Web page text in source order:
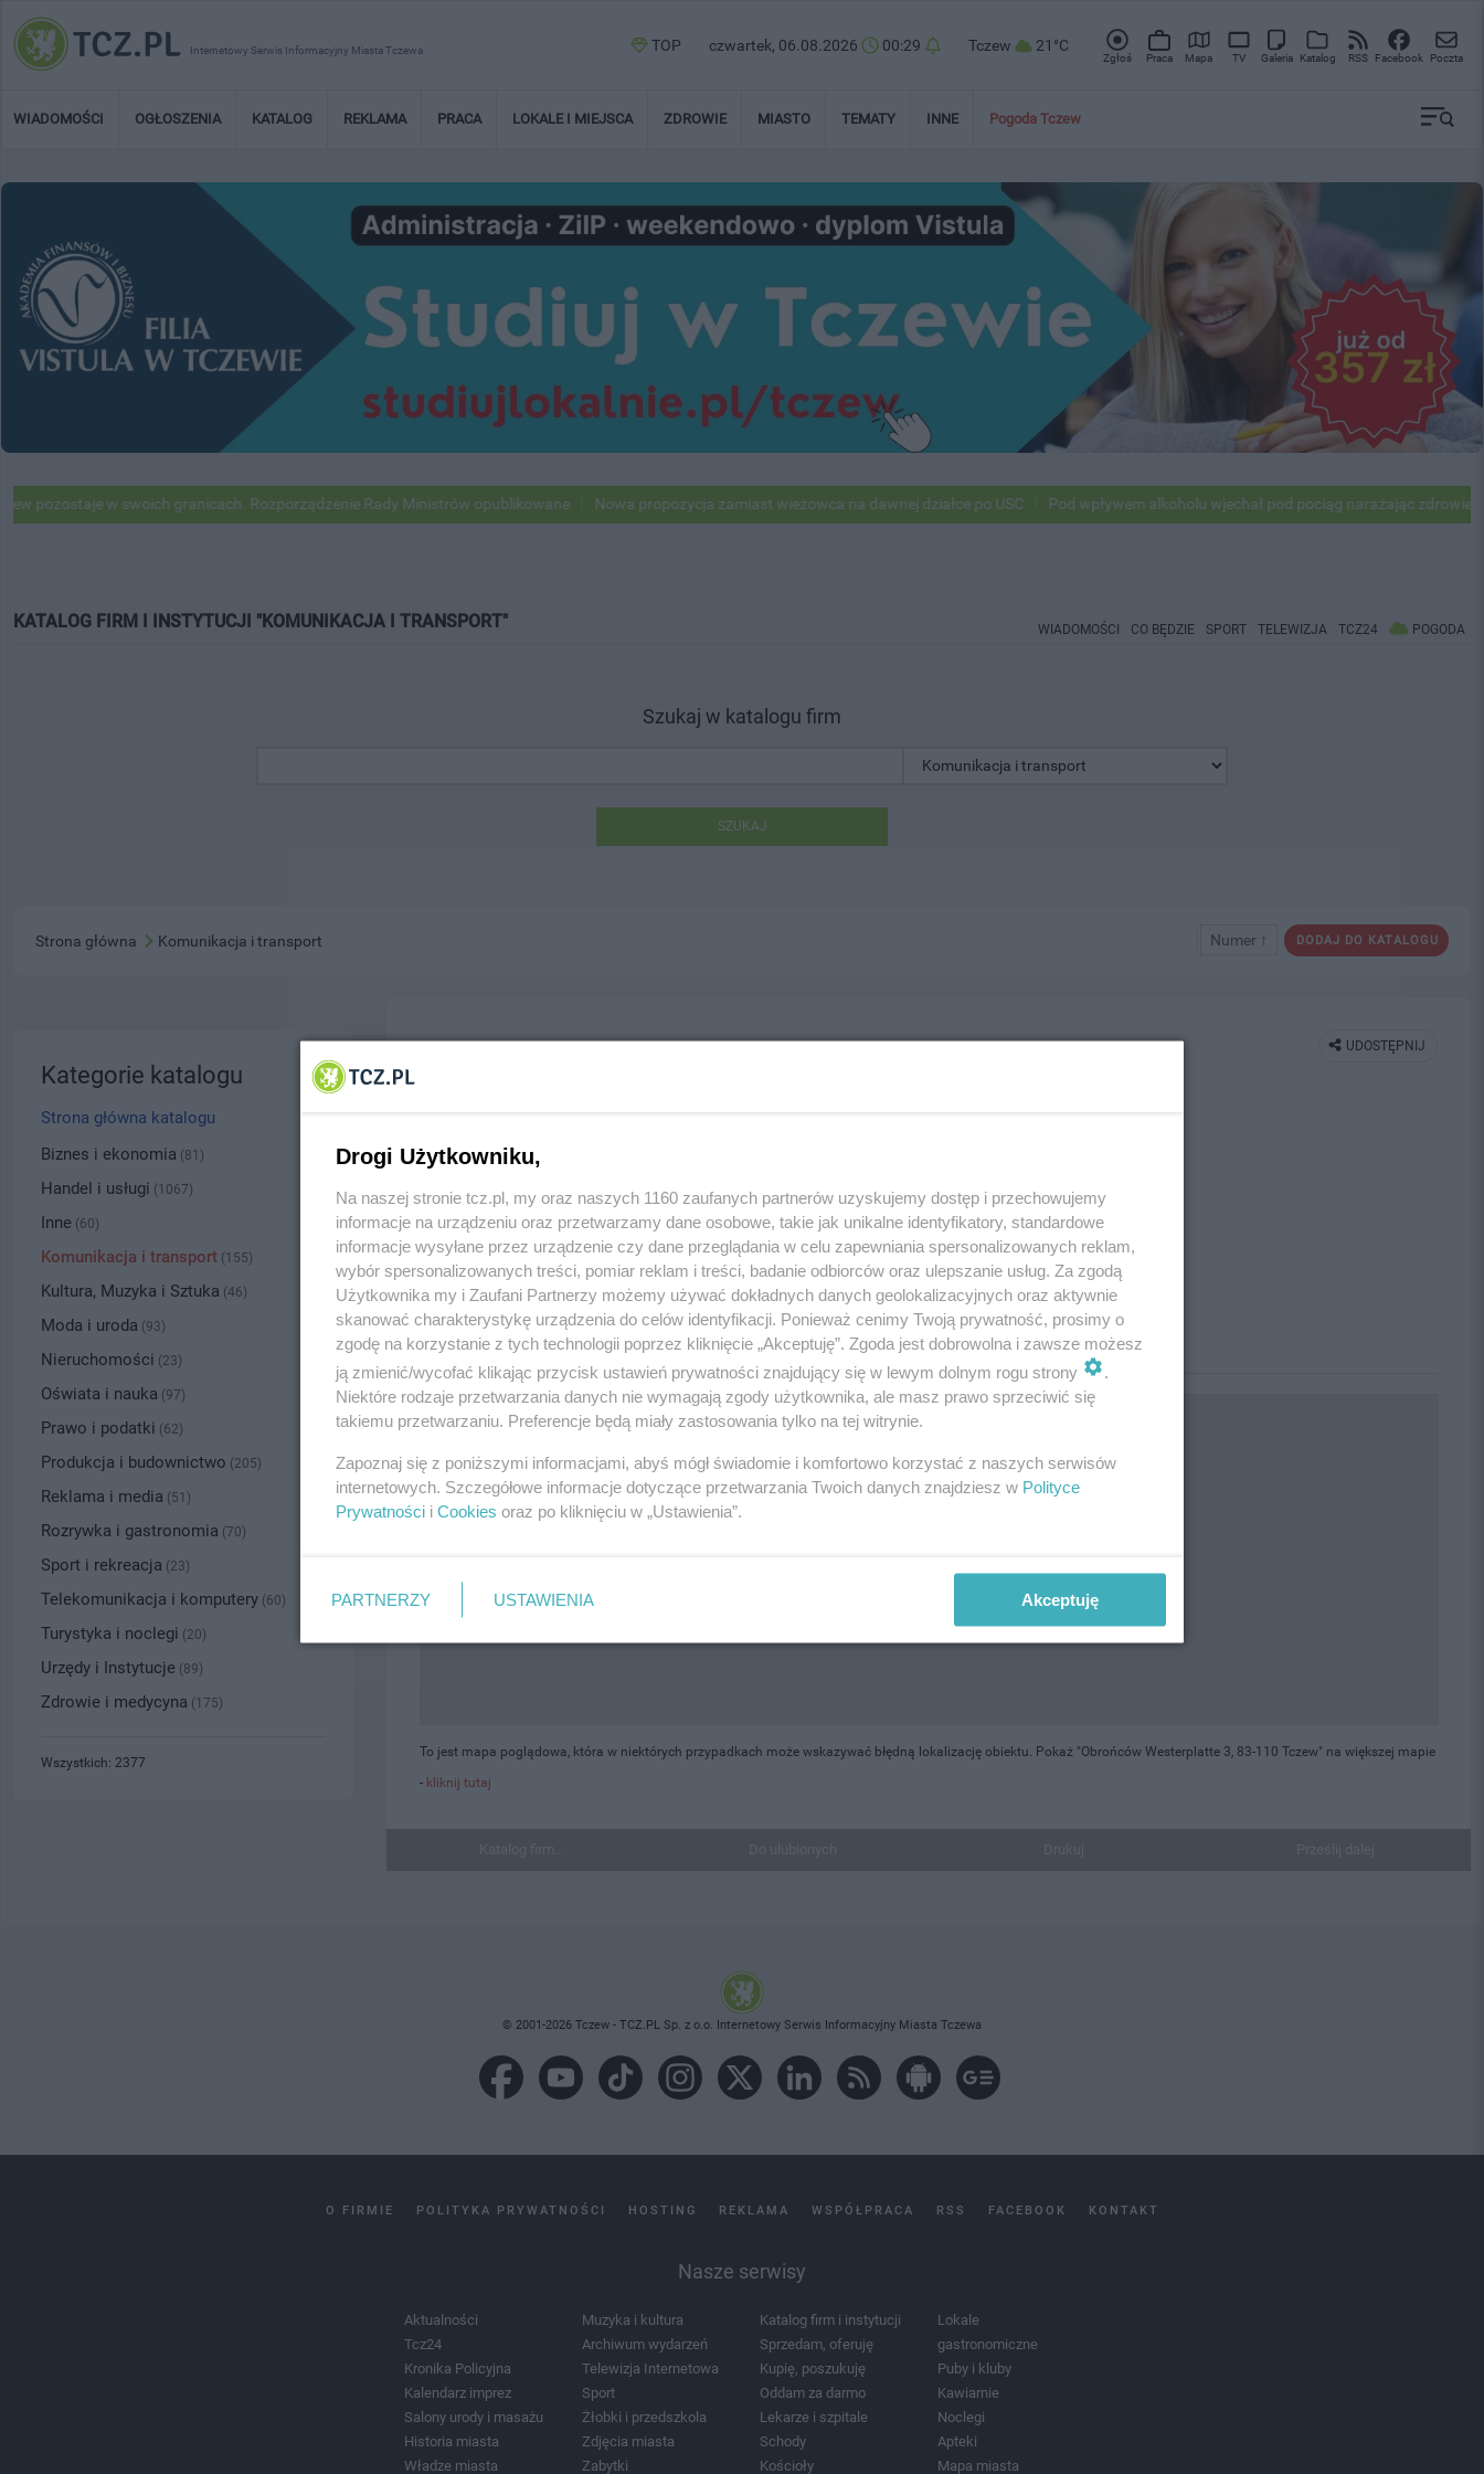
Internetowy Serwis Informacyjny Miasta Tczewa TOP czwartek, 06.08.2026 00:29 Tczew 21°C
Zgłoś Praca Mapa TV Galeria Katalog RSS Facebook Poczta
WIADOMOŚCI OGŁOSZENIA KATALOG REKLAMA PRACA LOKALE I MIEJSCA ZDROWIE MIASTO TEMATY INNE Pogoda Tczew
w swoich granicach. Rozporządzenie Rady Ministrów opublikowane Nowa propozycja zamiast wieżowca na dawnej działce po USC Pod wpływem alkoholu wjechał pod pociąg narażając zdrowie i
KATALOG FIRM I INSTYTUCJI "KOMUNIKACJA I TRANSPORT" WIADOMOŚCI CO BĘDZIE SPORT TELEWIZJA TCZ24 POGODA
Szukaj w katalogu firm
SZUKAJ
DODAJ DO KATALOGU
Numer ↑
Strona główna Komunikacja i transport
UDOSTĘPNIJ
5313854
Kategoria: Komunikacja i transport
Numer wpisu 1463, wyświetleń: 976
PRZYBLIŻONA LOKALIZACJA NA MAPIE
To jest mapa poglądowa, która w niektórych przypadkach może wskazywać błędną lokalizację obiektu. Pokaż "Obrońców Westerplatte 3, 83-110 Tczew" na większej mapie
- kliknij tutaj
Kategorie katalogu
Strona główna katalogu
Biznes i ekonomia (81)
Handel i usługi (1067)
Inne (60)
Komunikacja i transport (155)
Kultura, Muzyka i Sztuka (46)
Moda i uroda (93)
Nieruchomości (23)
Oświata i nauka (97)
Prawo i podatki (62)
Produkcja i budownictwo (205)
Reklama i media (51)
Rozrywka i gastronomia (70)
Sport i rekreacja (23)
Telekomunikacja i komputery (60)
Turystyka i noclegi (20)
Urzędy i Instytucje (89)
Zdrowie i medycyna (175)
Wszystkich: 2377
© 2001-2026 Tczew - TCZ.PL Sp. z o.o. Internetowy Serwis Informacyjny Miasta Tczewa
O FIRMIE POLITYKA PRYWATNOŚCI HOSTING REKLAMA WSPÓŁPRACA RSS FACEBOOK KONTAKT
Nasze serwisy
Aktualności
Tcz24
Kronika Policyjna
Kalendarz imprez
Salony urody i masażu
Historia miasta
Władze miasta
Muzyka i kultura
Archiwum wydarzeń
Telewizja Internetowa
Sport
Żłobki i przedszkola
Zdjęcia miasta
Zabytki
Katalog firm i instytucji
Sprzedam, oferuję
Kupię, poszukuję
Oddam za darmo
Lekarze i szpitale
Schody
Kościoły
Lokale
gastronomiczne
Puby i kluby
Kawiarnie
Noclegi
Apteki
Mapa miasta
Drogi Użytkowniku,
Na naszej stronie tcz.pl, my oraz naszych 1160 zaufanych partnerów uzyskujemy dostęp i przechowujemy
informacje na urządzeniu oraz przetwarzamy dane osobowe, takie jak unikalne identyfikatory, standardowe
informacje wysyłane przez urządzenie czy dane przeglądania w celu zapewniania spersonalizowanych reklam,
wybór spersonalizowanych treści, pomiar reklam i treści, badanie odbiorców oraz ulepszanie usług. Za zgodą
Użytkownika my i Zaufani Partnerzy możemy używać dokładnych danych geolokalizacyjnych oraz aktywnie
skanować charakterystykę urządzenia do celów identyfikacji. Ponieważ cenimy Twoją prywatność, prosimy o
zgodę na korzystanie z tych technologii poprzez kliknięcie „Akceptuję”. Zgoda jest dobrowolna i zawsze możesz
ją zmienić/wycofać klikając przycisk ustawień prywatności znajdujący się w lewym dolnym rogu strony
.
Niektóre rodzaje przetwarzania danych nie wymagają zgody użytkownika, ale masz prawo sprzeciwić się
takiemu przetwarzaniu. Preferencje będą miały zastosowania tylko na tej witrynie.
Zapoznaj się z poniższymi informacjami, abyś mógł świadomie i komfortowo korzystać z naszych serwisów
internetowych. Szczegółowe informacje dotyczące przetwarzania Twoich danych znajdziesz w Polityce
Prywatności i Cookies oraz po kliknięciu w „Ustawienia”.
PARTNERZY USTAWIENIA Akceptuję